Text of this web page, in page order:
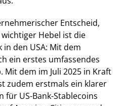
Entscheid,
Hebel ist die
den USA: Mit dem
ein erstes umfassendes
dem im Juli 2025 in Kraft
zudem erstmals ein klarer
für US-Bank-Stablecoins